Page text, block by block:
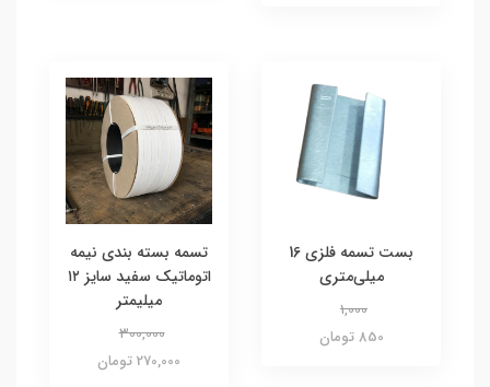
بست تسمه فلزی 16
میلی‌متری
1,000
850 تومان
تسمه بسته بندی نیمه
اتوماتیک سفید سایز ۱۲
میلیمتر
300,000
270,000 تومان